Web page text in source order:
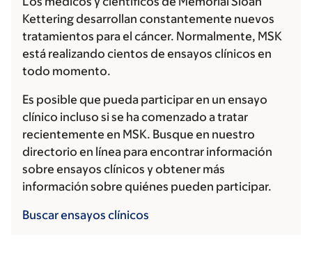
Kettering desarrollan constantemente nuevos
tratamientos para el cáncer. Normalmente, MSK
está realizando cientos de ensayos clínicos en
todo momento.
Es posible que pueda participar en un ensayo
clínico incluso si se ha comenzado a tratar
recientemente en MSK. Busque en nuestro
directorio en línea para encontrar información
sobre ensayos clínicos y obtener más
información sobre quiénes pueden participar.
Buscar ensayos clínicos